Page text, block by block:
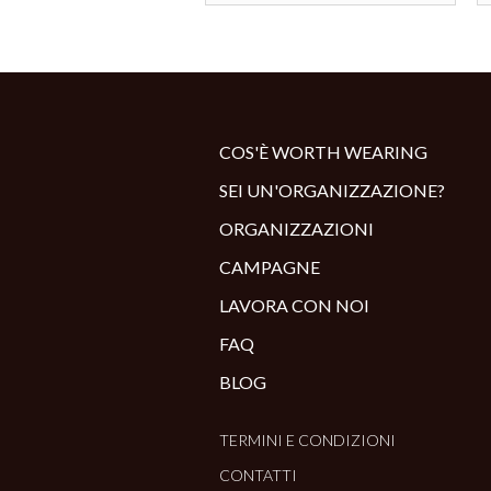
COS'È WORTH WEARING
SEI UN'ORGANIZZAZIONE?
ORGANIZZAZIONI
CAMPAGNE
LAVORA CON NOI
FAQ
BLOG
TERMINI E CONDIZIONI
CONTATTI